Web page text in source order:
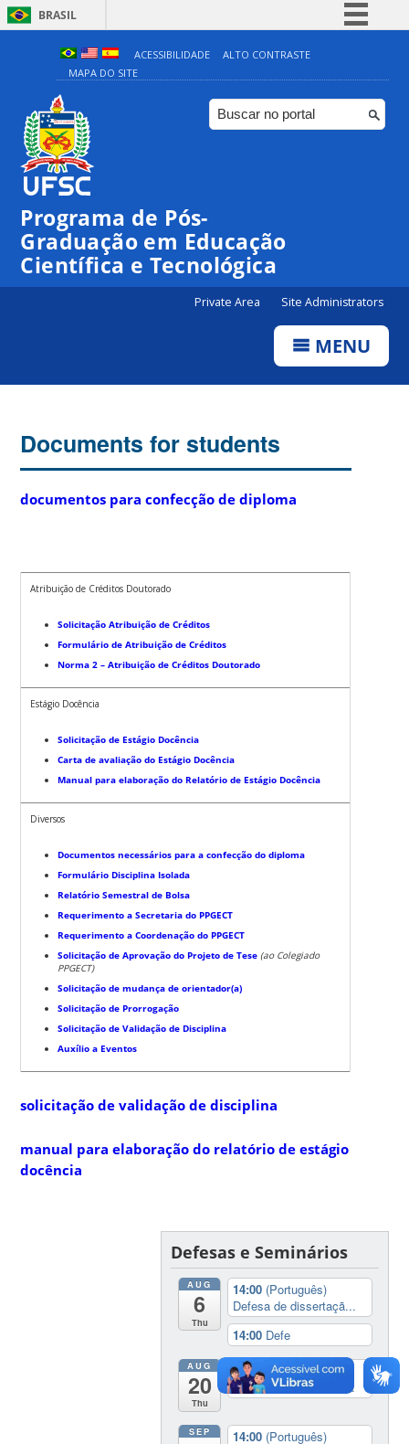
BRASIL
Simplifique!
Comunica BR
Participe
ACESSIBILIDADE
ALTO CONTRASTE
MAPA DO SITE
Programa de Pós-
Graduação em Educação
Científica e Tecnológica
Private Area Site Administrators
MENU
Documents for students
documentos para confecção de diploma
Atribuição de Créditos Doutorado
Solicitação Atribuição de Créditos
Formulário de Atribuição de Créditos
Norma 2 – Atribuição de Créditos Doutorado
Estágio Docência
Solicitação de Estágio Docência
Carta de avaliação do Estágio Docência
Manual para elaboração do Relatório de Estágio Docência
Diversos
Documentos necessários para a confecção do diploma
Formulário Disciplina Isolada
Relatório Semestral de Bolsa
Requerimento a Secretaria do PPGECT
Requerimento a Coordenação do PPGECT
Solicitação de Aprovação do Projeto de Tese (ao Colegiado
PPGECT)
Solicitação de mudança de orientador(a)
Solicitação de Prorrogação
Solicitação de Validação de Disciplina
Auxílio a Eventos
solicitação de validação de disciplina
manual para elaboração do relatório de estágio
docência
Defesas e Seminários
AUG
6
Thu
14:00 (Português)
Defesa de dissertaçã...
14:00 Defe
AUG
20
Thu
14:00 (Português)
Defesa de tese – Bár...
SEP 14:00 (Português)